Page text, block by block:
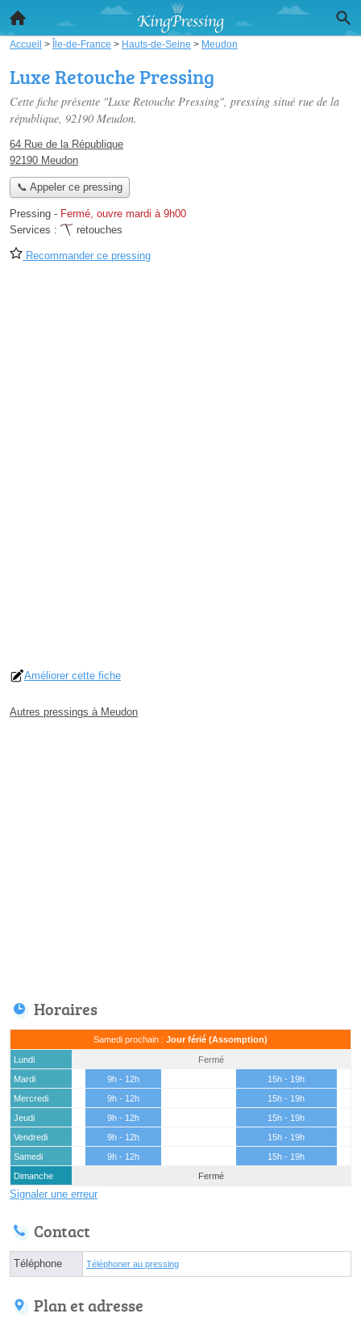
Accueil > Île-de-France > Hauts-de-Seine > Meudon
Luxe Retouche Pressing
Cette fiche présente "Luxe Retouche Pressing", pressing situé rue de la
république, 92190 Meudon.
64 Rue de la République
92190 Meudon
📞 Appeler ce pressing
Pressing - Fermé, ouvre mardi à 9h00
Services :
retouches
Recommander ce pressing
Améliorer cette fiche
Autres pressings à Meudon
Horaires
Samedi prochain : Jour férié (Assomption)
Lundi
Fermé
Mardi
9h - 12h
15h - 19h
Mercredi
9h - 12h
15h - 19h
Jeudi
9h - 12h
15h - 19h
Vendredi
9h - 12h
15h - 19h
Samedi
9h - 12h
15h - 19h
Dimanche
Fermé
Signaler une erreur
Contact
Téléphone Téléphoner au pressing
Plan et adresse